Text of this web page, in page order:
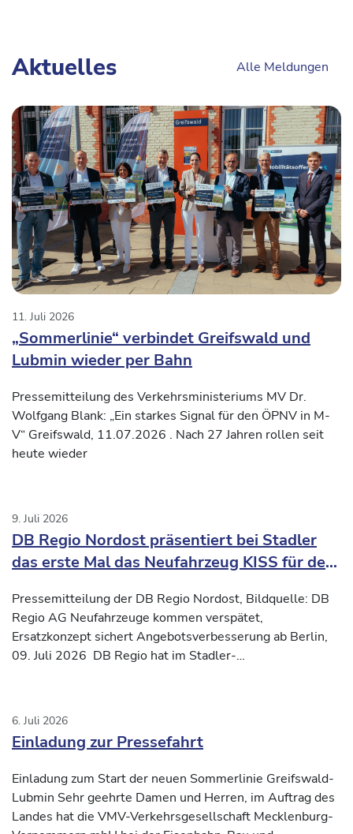
Aktuelles Alle Meldungen
„Sommerlinie“ verbindet Greifswald und
Lubmin wieder per Bahn
11. Juli 2026
Pressemitteilung des Verkehrsministeriums MV Dr.
Wolfgang Blank: „Ein starkes Signal für den ÖPNV in M-
V“ Greifswald, 11.07.2026 . Nach 27 Jahren rollen seit
heute wieder
DB Regio Nordost präsentiert bei Stadler
das erste Mal das Neufahrzeug KISS für den
9. Juli 2026
Pressemitteilung der DB Regio Nordost, Bildquelle: DB
Regio AG Neufahrzeuge kommen verspätet,
Ersatzkonzept sichert Angebotsverbesserung ab Berlin,
09. Juli 2026 DB Regio hat im Stadler-
Einladung zur Pressefahrt
6. Juli 2026
Einladung zum Start der neuen Sommerlinie Greifswald-
Lubmin Sehr geehrte Damen und Herren, im Auftrag des
Landes hat die VMV-Verkehrsgesellschaft Mecklenburg-